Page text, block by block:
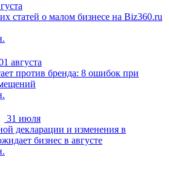
статей о малом бизнесе на Biz360.ru
августа
против бренда: 8 ошибок при
31 июля
декларации и изменения в
бизнес в августе